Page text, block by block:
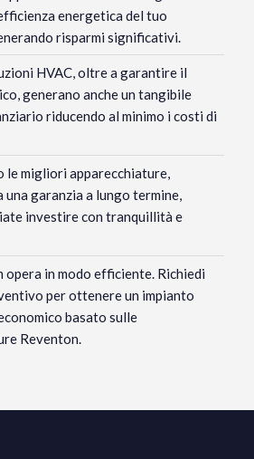
energetica del tuo
risparmi significativi.
HVAC, oltre a garantire il
generano anche un tangibile
riducendo al minimo i costi di
le migliori apparecchiature,
una garanzia a lungo termine,
investire con tranquillità e
opera in modo efficiente. Richiedi
per ottenere un impianto
basato sulle
Reventon.